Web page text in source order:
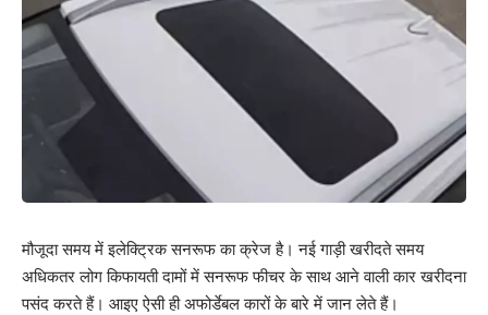
मौजूदा समय में इलेक्ट्रिक सनरूफ का क्रेज है। नई गाड़ी खरीदते समय
अधिकतर लोग किफायती दामों में सनरूफ फीचर के साथ आने वाली कार खरीदना
पसंद करते हैं। आइए ऐसी ही अफोर्डेबल कारों के बारे में जान लेते हैं।